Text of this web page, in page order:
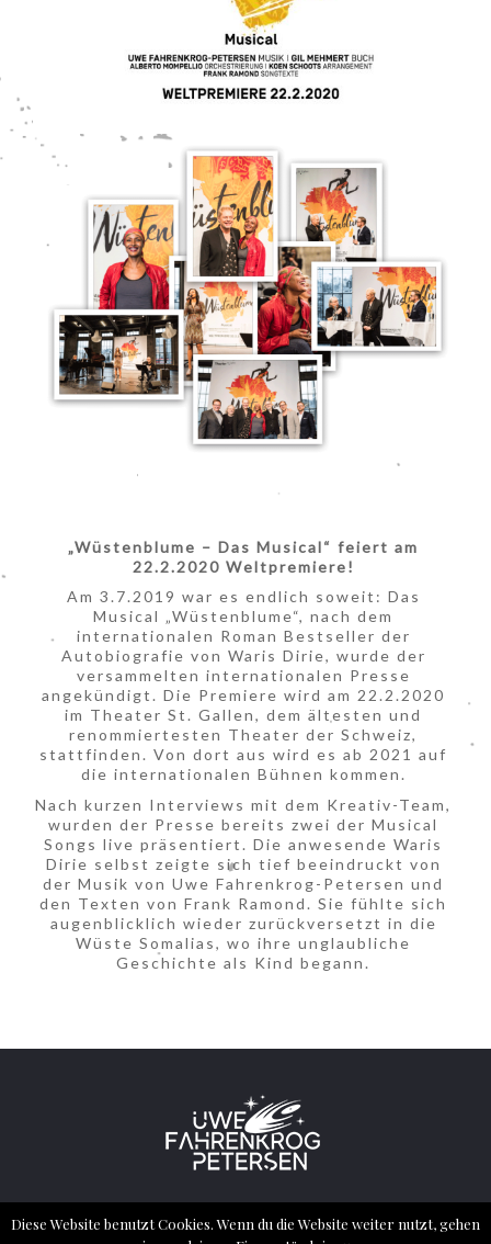
„Wüstenblume – Das Musical“ feiert am
22.2.2020 Weltpremiere!
Am 3.7.2019 war es endlich soweit: Das
Musical „Wüstenblume“, nach dem
internationalen Roman Bestseller der
Autobiografie von Waris Dirie, wurde der
versammelten internationalen Presse
angekündigt. Die Premiere wird am 22.2.2020
im Theater St. Gallen, dem ältesten und
renommiertesten Theater der Schweiz,
stattfinden. Von dort aus wird es ab 2021 auf
die internationalen Bühnen kommen.
Nach kurzen Interviews mit dem Kreativ-Team,
wurden der Presse bereits zwei der Musical
Songs live präsentiert. Die anwesende Waris
Dirie selbst zeigte sich tief beeindruckt von
der Musik von Uwe Fahrenkrog-Petersen und
den Texten von Frank Ramond. Sie fühlte sich
augenblicklich wieder zurückversetzt in die
Wüste Somalias, wo ihre unglaubliche
Geschichte als Kind begann.
FAHRENKROG PETERSEN
Diese Website benutzt Cookies. Wenn du die Website weiter nutzt, gehen